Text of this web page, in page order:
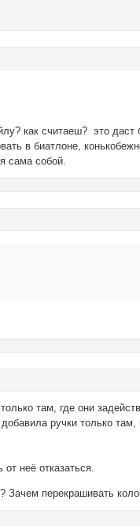
как считаеш? это даст
в биатлоне,
сама собой.
там, где они
ручки только
неё отказаться.
перекрашивать